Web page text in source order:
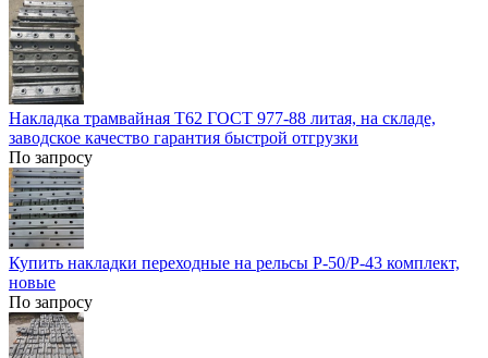
Накладка трамвайная Т62 ГОСТ 977-88 литая, на складе,
заводское качество гарантия быстрой отгрузки
По запросу
Купить накладки переходные на рельсы Р-50/Р-43 комплект,
новые
По запросу